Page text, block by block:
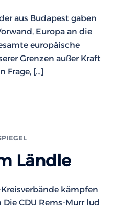
aus Budapest gaben
Europa an die
europäische
Grenzen außer Kraft
Frage, […]
Ländle
kämpfen
CDU Rems-Murr lud